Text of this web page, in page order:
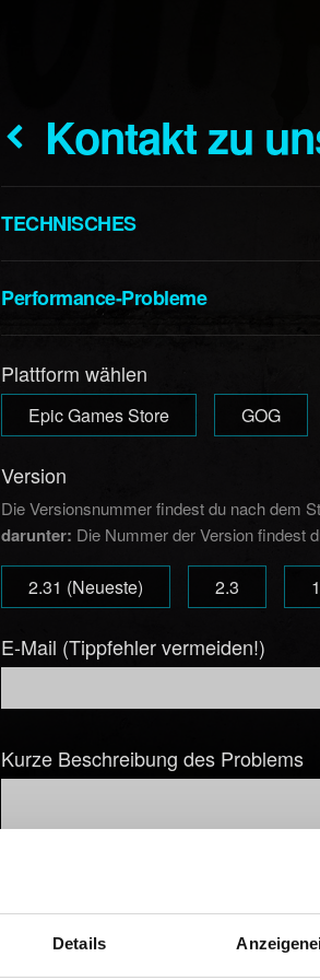
Details
Kontakt zu
TECHNISCHES
Performance-Probleme
Plattform wählen
Epic Games Store GOG
Version
Die Versionsnummer findest du nach dem
darunter: Die Nummer der Version findest
2.31 (Neueste) 2.3
E-Mail (Tippfehler vermeiden!)
Kurze Beschreibung des Problems
Datei hinzufügen